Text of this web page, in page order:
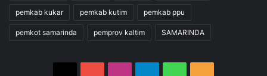
pemkab kukar pemkab kutim pemkab ppu
pemkot samarinda pemprov kaltim SAMARINDA